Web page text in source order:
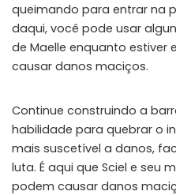
queimando para entrar na
daqui, você pode usar
de Maelle enquanto estiver
causar danos maciços.
Continue construindo a
habilidade para quebrar o
mais suscetível a danos,
luta. É aqui que Sciel e seu
podem causar danos